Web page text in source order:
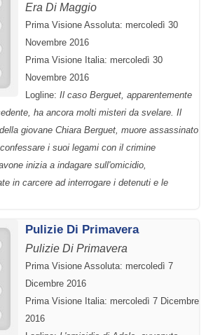
Era Di Maggio
Prima Visione Assoluta: mercoledì 30
Novembre 2016
Prima Visione Italia: mercoledì 30
Novembre 2016
Logline: Il caso Berguet, apparentemente
ha ancora molti misteri da svelare. Il
giovane Chiara Berguet, muore assassinato
i suoi legami con il crimine
inizia a indagare sull'omicidio,
in carcere ad interrogare i detenuti e le
Pulizie Di Primavera
Pulizie Di Primavera
Prima Visione Assoluta: mercoledì 7
Dicembre 2016
Prima Visione Italia: mercoledì 7 Dicembre
2016